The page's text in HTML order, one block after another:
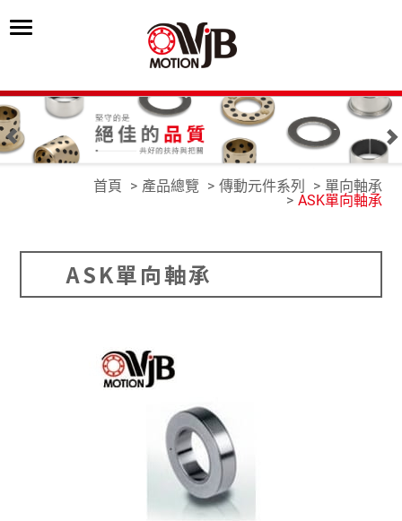
首頁 產品總覽 傳動元件系列
單向軸承
ASK單向軸承
ASK單向軸承